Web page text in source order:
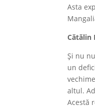
Asta
Cătălin
Și nu
un
altul.
Acestă